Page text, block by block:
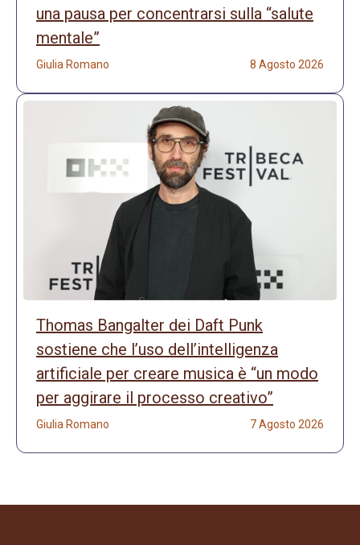
una pausa per concentrarsi sulla “salute
mentale”
Giulia Romano 8 Agosto 2026
Thomas Bangalter dei Daft Punk
sostiene che l’uso dell’intelligenza
artificiale per creare musica è “un modo
per aggirare il processo creativo”
Giulia Romano 7 Agosto 2026